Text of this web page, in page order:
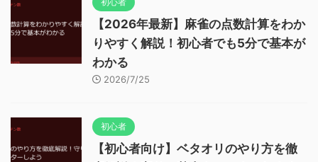
【2026年最新】麻雀の点数計算をわか
りやすく解説！初心者でも5分で基本が
わかる
2026/7/25
初心者
【初心者向け】ベタオリのやり方を徹